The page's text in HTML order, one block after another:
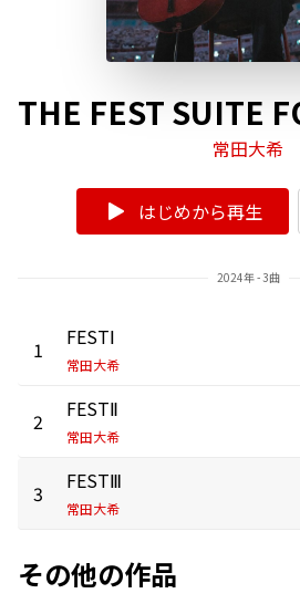
THE FEST SUITE
常田大希
はじめから再生
2024年 - 3曲
1 FESTⅠ
常田大希
2 FESTⅡ
常田大希
3 FESTⅢ
常田大希
その他の作品